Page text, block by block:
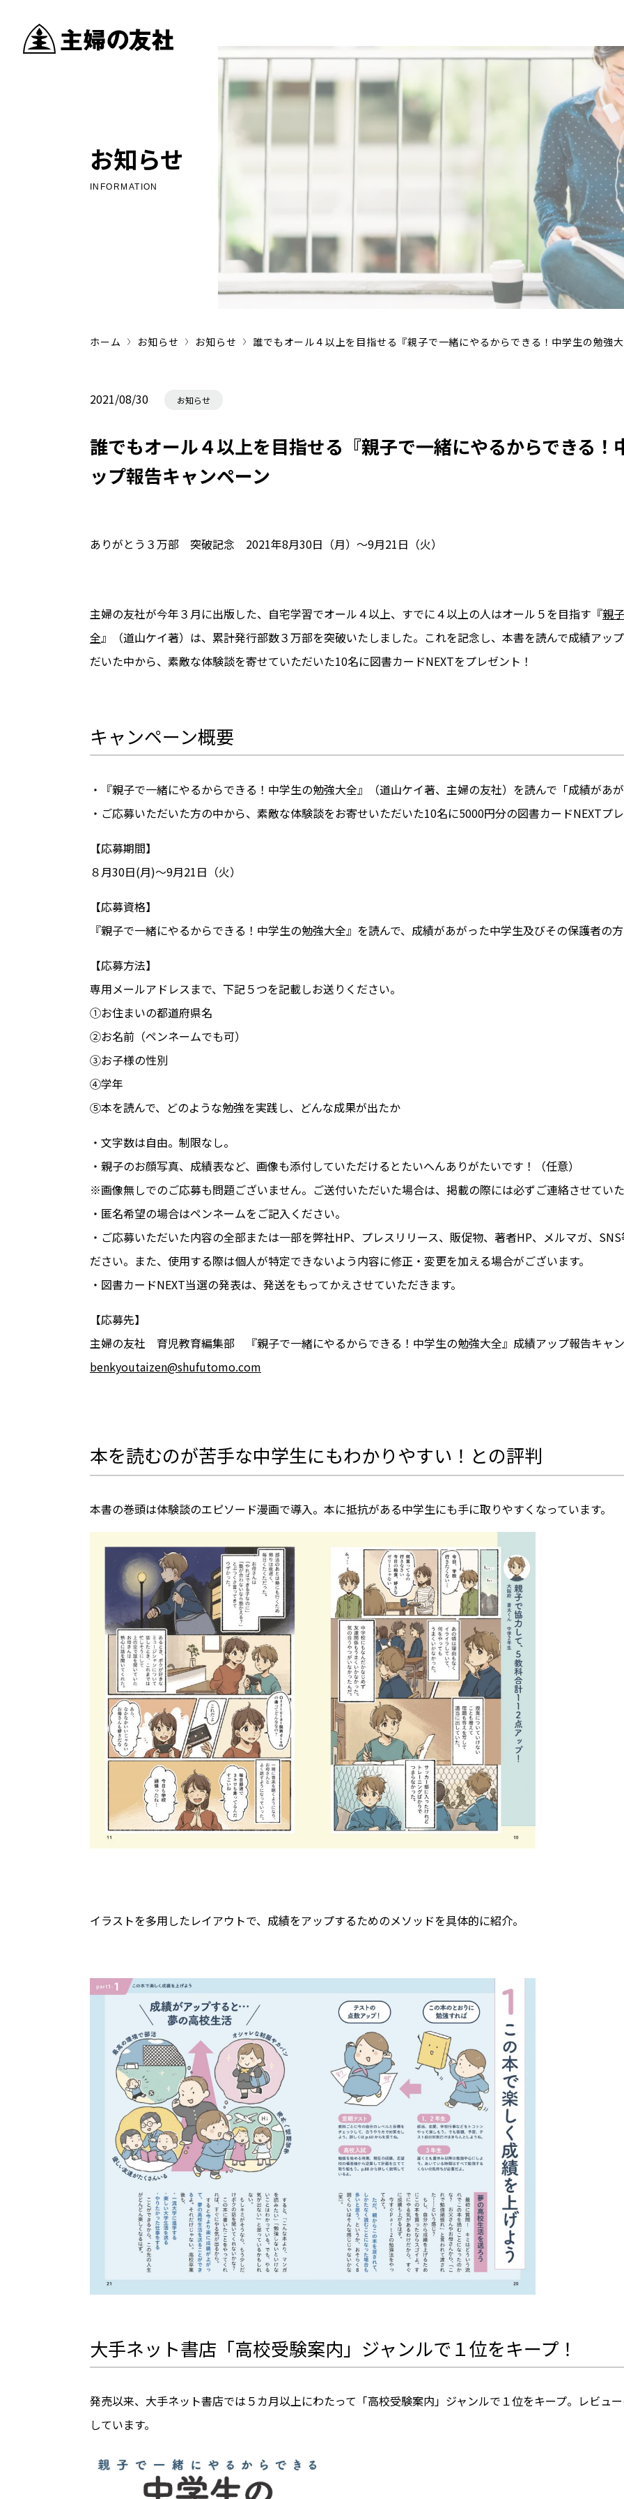
お知らせ
INFORMATION
ホーム お知らせ お知らせ 誰でもオール４以上を目指せる『親子で一緒にやるからできる！中学生の勉強
誰でもオール４以上を目指せる『親子で一緒にやるからできる！
ップ報告キャンペーン
2021/08/30 お知らせ
ありがとう３万部 突破記念 2021年8月30日（月）～9月21日（火）
主婦の友社が今年３月に出版した、自宅学習でオール４以上、すでに４以上の人はオール５を目指す『親
全』（道山ケイ著）は、累計発行部数３万部を突破いたしました。これを記念し、本書を読んで成績アッ
だいた中から、素敵な体験談を寄せていただいた10名に図書カードNEXTをプレゼント！
キャンペーン概要
・『親子で一緒にやるからできる！中学生の勉強大全』（道山ケイ著、主婦の友社）を読んで「成績があ
・ご応募いただいた方の中から、素敵な体験談をお寄せいただいた10名に5000円分の図書カードNEXTプレ
【応募期間】
８月30日(月)〜9月21日（火）
【応募資格】
『親子で一緒にやるからできる！中学生の勉強大全』を読んで、成績があがった中学生及びその保護者の方
【応募方法】
専用メールアドレスまで、下記５つを記載しお送りください。
①お住まいの都道府県名
②お名前（ペンネームでも可）
③お子様の性別
④学年
⑤本を読んで、どのような勉強を実践し、どんな成果が出たか
・文字数は自由。制限なし。
・親子のお顔写真、成績表など、画像も添付していただけるとたいへんありがたいです！（任意）
※画像無しでのご応募も問題ございません。ご送付いただいた場合は、掲載の際には必ずご連絡させていた
・匿名希望の場合はペンネームをご記入ください。
・ご応募いただいた内容の全部または一部を弊社HP、プレスリリース、販促物、著者HP、メルマガ、
ださい。また、使用する際は個人が特定できないよう内容に修正・変更を加える場合がございます。
・図書カードNEXT当選の発表は、発送をもってかえさせていただきます。
【応募先】
主婦の友社 育児教育編集部 『親子で一緒にやるからできる！中学生の勉強大全』成績アップ報告キャ
benkyoutaizen@shufutomo.com
本を読むのが苦手な中学生にもわかりやすい！との評判
本書の巻頭は体験談のエピソード漫画で導入。本に抵抗がある中学生にも手に取りやすくなっています。
イラストを多用したレイアウトで、成績をアップするためのメソッドを具体的に紹介。
大手ネット書店「高校受験案内」ジャンルで１位をキープ！
発売以来、大手ネット書店では５カ月以上にわたって「高校受験案内」ジャンルで１位をキープ。レビュ
しています。